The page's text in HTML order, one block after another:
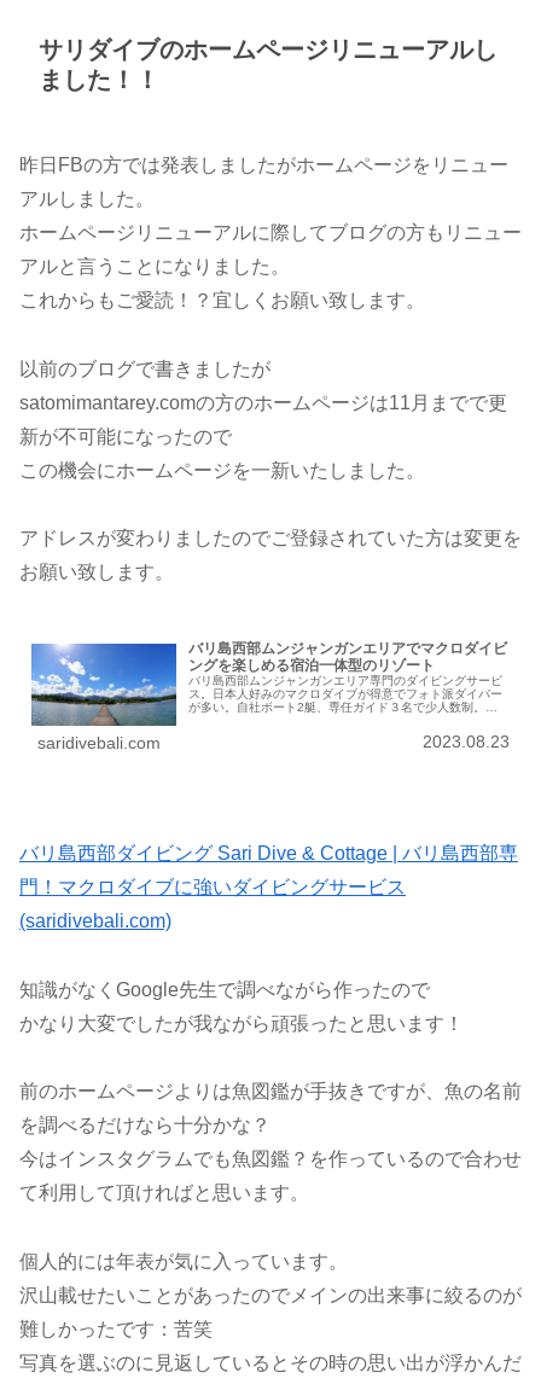
サリダイブのホームページリニューアルし
ました！！
昨日FBの方では発表しましたがホームページをリニュー
アルしました。
ホームページリニューアルに際してブログの方もリニュー
アルと言うことになりました。
これからもご愛読！？宜しくお願い致します。
以前のブログで書きましたが
satomimantarey.comの方のホームページは11月までで更
新が不可能になったので
この機会にホームページを一新いたしました。
アドレスが変わりましたのでご登録されていた方は変更を
お願い致します。
バリ島西部ムンジャンガンエリアでマクロダイビ
ングを楽しめる宿泊一体型のリゾート
バリ島西部ムンジャンガンエリア専門のダイビングサービ
ス。日本人好みのマクロダイブが得意でフォト派ダイバー
が多い。自社ボート2艇、専任ガイド３名で少人数制。ダ
saridivebali.com 2023.08.23
バリ島西部ダイビング Sari Dive & Cottage | バリ島西部専
門！マクロダイブに強いダイビングサービス
(saridivebali.com)
知識がなくGoogle先生で調べながら作ったので
かなり大変でしたが我ながら頑張ったと思います！
前のホームページよりは魚図鑑が手抜きですが、魚の名前
を調べるだけなら十分かな？
今はインスタグラムでも魚図鑑？を作っているので合わせ
て利用して頂ければと思います。
個人的には年表が気に入っています。
沢山載せたいことがあったのでメインの出来事に絞るのが
難しかったです：苦笑
写真を選ぶのに見返しているとその時の思い出が浮かんだ